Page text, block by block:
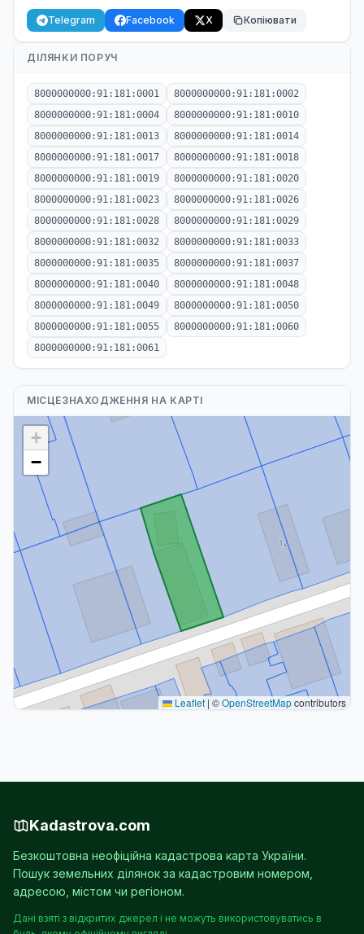
Telegram Facebook X Копіювати
ДІЛЯНКИ ПОРУЧ
8000000000:91:181:0001
8000000000:91:181:0002
8000000000:91:181:0004
8000000000:91:181:0010
8000000000:91:181:0013
8000000000:91:181:0014
8000000000:91:181:0017
8000000000:91:181:0018
8000000000:91:181:0019
8000000000:91:181:0020
8000000000:91:181:0023
8000000000:91:181:0026
8000000000:91:181:0028
8000000000:91:181:0029
8000000000:91:181:0032
8000000000:91:181:0033
8000000000:91:181:0035
8000000000:91:181:0037
8000000000:91:181:0040
8000000000:91:181:0048
8000000000:91:181:0049
8000000000:91:181:0050
8000000000:91:181:0055
8000000000:91:181:0060
8000000000:91:181:0061
МІСЦЕЗНАХОДЖЕННЯ НА КАРТІ
+
−
Leaflet | ©OpenStreetMapcontributors
Kadastrova.com
Безкоштовна неофіційна кадастрова карта України.
Пошук земельних ділянок за кадастровим номером,
адресою, містом чи регіоном.
Дані взяті з відкритих джерел і не можуть використовуватись в